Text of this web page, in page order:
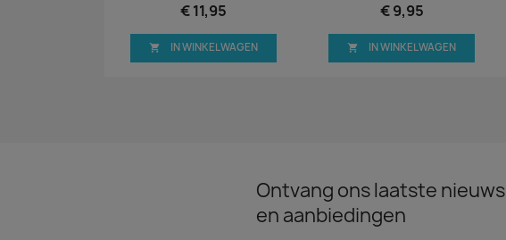
€ 11,95
 IN WINKELWAGEN
€ 9,95
 IN WINKELWAGEN
Ontvang ons laatste nieuws
en aanbiedingen